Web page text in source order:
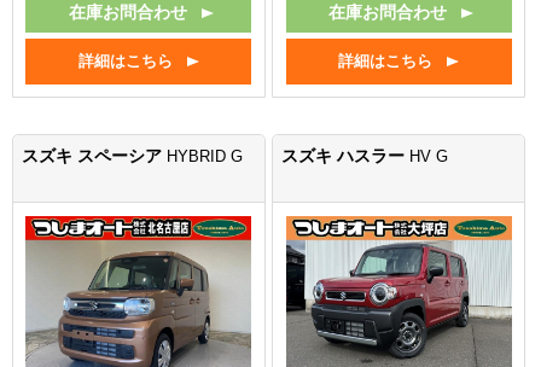
在庫お問合わせ
詳細はこちら
在庫お問合わせ
詳細はこちら
スズキ スペーシア HYBRID G スズキ ハスラー HV G